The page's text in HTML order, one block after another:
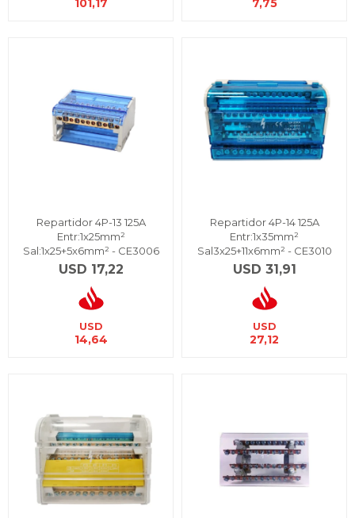
101,17 7,75
Repartidor 4P-13 125A
Entr:1x25mm²
Sal:1x25+5x6mm² - CE3006
USD 17,22
USD
14,64
Repartidor 4P-14 125A
Entr:1x35mm²
Sal3x25+11x6mm² - CE3010
USD 31,91
USD
27,12